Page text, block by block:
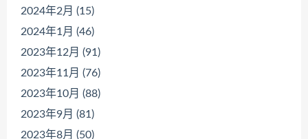
2024年2月 (15)
2024年1月 (46)
2023年12月 (91)
2023年11月 (76)
2023年10月 (88)
2023年9月 (81)
2023年8月 (50)